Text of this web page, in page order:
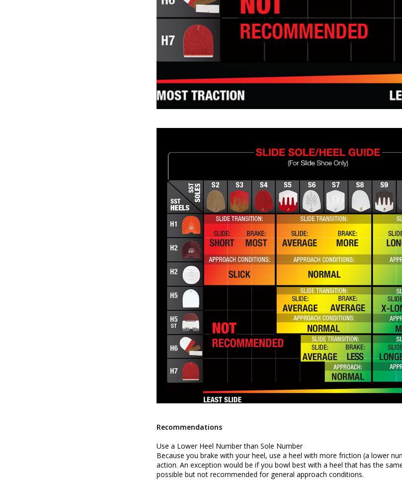
Recommendations
Use a Lower Heel Number than Sole Number
Because you brake with your heel, use a heel with more friction (a lower
action. An exception would be if you bowl best with a heel that has the
possible but not recommended for general approach conditions.